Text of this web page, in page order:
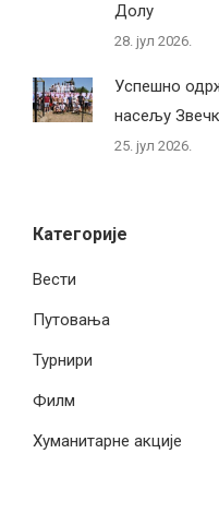
Долу
28. јул 2026.
Успешно
насељу
25. јул 2026.
Категорије
Вести
Путовања
Турнири
Филм
Хуманитарне акције